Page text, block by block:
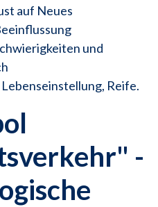
auf Neues
und
Lebenseinstellung, Reife.
-